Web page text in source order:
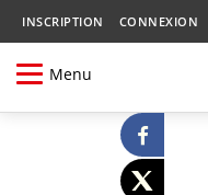
INSCRIPTION CONNEXION
Menu